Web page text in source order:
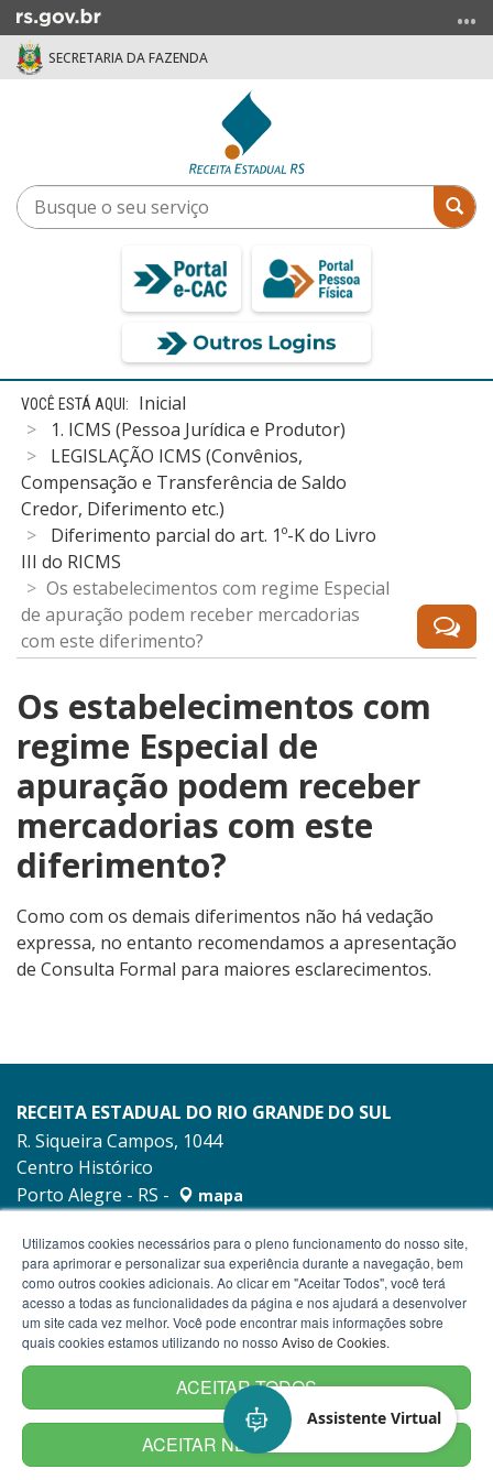
para
menu
SECRETARIA DA FAZENDA
Busque
o
Início
conteúdo
Inicial
1. ICMS (Pessoa Jurídica e Produtor)
LEGISLAÇÃO ICMS (Convênios,
Compensação e Transferência de Saldo
Credor, Diferimento etc.)
Diferimento parcial do art. 1º-K do Livro
III do RICMS
Os estabelecimentos com regime Especial
de apuração podem receber mercadorias
com este diferimento?
Os estabelecimentos com
regime Especial de
apuração podem receber
mercadorias com este
diferimento?
Como com os demais diferimentos não há vedação
expressa, no entanto recomendamos a apresentação
de Consulta Formal para maiores esclarecimentos.
RECEITA ESTADUAL DO RIO GRANDE DO SUL
R. Siqueira Campos, 1044
Centro Histórico
Porto Alegre - RS -
mapa
Termos de Uso
Assistente Virtual
Utilizamos cookies necessários para o pleno funcionamento do nosso site,
para aprimorar e personalizar sua experiência durante a navegação, bem
como outros cookies adicionais. Ao clicar em "Aceitar Todos", você terá
acesso a todas as funcionalidades da página e nos ajudará a desenvolver
um site cada vez melhor. Você pode encontrar mais informações sobre
quais cookies estamos utilizando no nosso Aviso de Cookies.
ACEITAR TODOS
ACEITAR NECESSÁRIOS